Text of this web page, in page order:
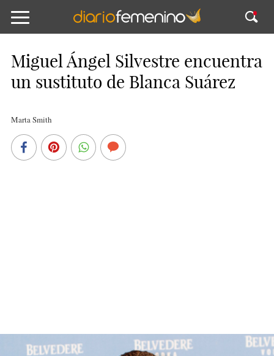
Miguel Ángel Silvestre encuentra
un sustituto de Blanca Suárez
Marta Smith